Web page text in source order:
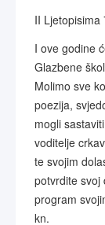
II Ljetopisima
I ove godine
Glazbene
Molimo sve
poezija,
mogli
voditelje
te svojim
potvrdite svoj
program
kn.